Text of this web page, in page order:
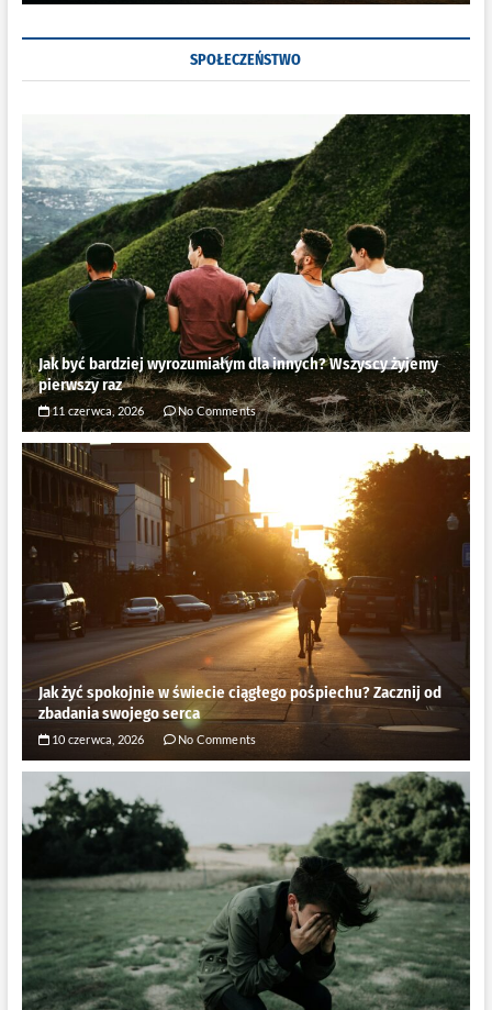
SPOŁECZEŃSTWO
Jak być bardziej wyrozumiałym dla innych? Wszyscy żyjemy
pierwszy raz
11 czerwca, 2026 No Comments
Jak żyć spokojnie w świecie ciągłego pośpiechu? Zacznij od
zbadania swojego serca
10 czerwca, 2026 No Comments